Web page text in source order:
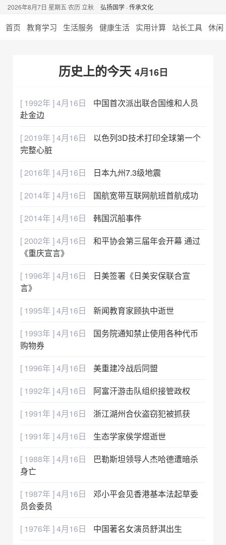
2026年8月7日 星期五 农历 立秋 弘扬国学 · 传承文化
首页 教育学习 生活服务 健康生活 实用计算 站长工具 休闲
历史上的今天 4月16日
[ 1992年 ] 4月16日
中国首次派出联合国维和人员
赴金边
[ 2019年 ] 4月16日
以色列3D技术打印全球第一个
完整心脏
[ 2016年 ] 4月16日
日本九州7.3级地震
[ 2014年 ] 4月16日
国航宽带互联网航班首航成功
[ 2014年 ] 4月16日
韩国沉船事件
[ 2002年 ] 4月16日
和平协会第三届年会开幕 通过
《重庆宣言》
[ 1996年 ] 4月16日
日美签署《日美安保联合宣
言》
[ 1995年 ] 4月16日
新闻教育家顾执中逝世
[ 1993年 ] 4月16日
国务院通知禁止使用各种代币
购物券
[ 1996年 ] 4月16日
美重建冷战后同盟
[ 1992年 ] 4月16日
阿富汗游击队组织接管政权
[ 1991年 ] 4月16日
浙江湖州合伙盗窃犯被抓获
[ 1991年 ] 4月16日
生态学家侯学煜逝世
[ 1988年 ] 4月16日
巴勒斯坦领导人杰哈德遭暗杀
身亡
[ 1987年 ] 4月16日
邓小平会见香港基本法起草委
员会委员
[ 1976年 ] 4月16日
中国著名女演员舒淇出生